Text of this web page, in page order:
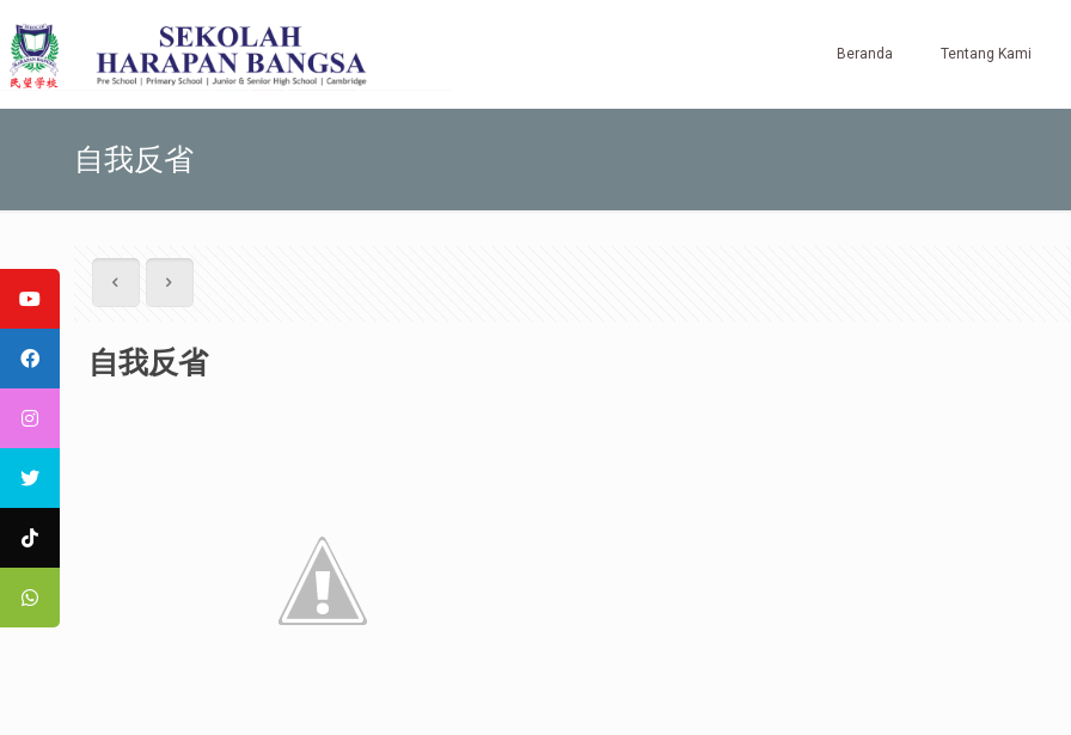
Beranda Tentang Kami
自我反省
自我反省